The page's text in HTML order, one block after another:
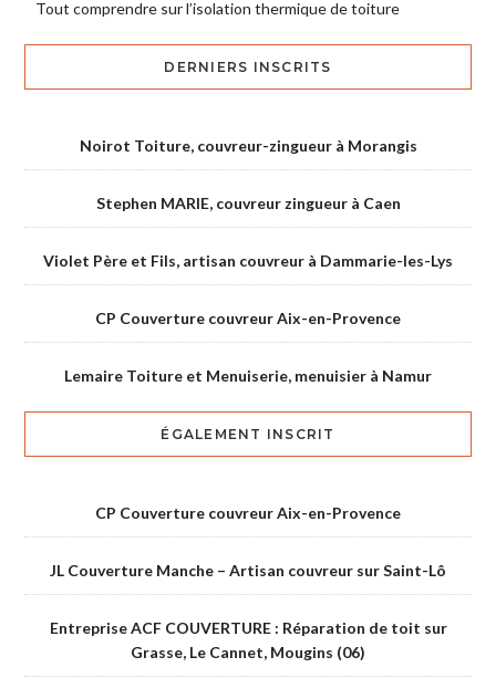
Tout comprendre sur l’isolation thermique de toiture
DERNIERS INSCRITS
Noirot Toiture, couvreur-zingueur à Morangis
Stephen MARIE, couvreur zingueur à Caen
Violet Père et Fils, artisan couvreur à Dammarie-les-Lys
CP Couverture couvreur Aix-en-Provence
Lemaire Toiture et Menuiserie, menuisier à Namur
ÉGALEMENT INSCRIT
CP Couverture couvreur Aix-en-Provence
JL Couverture Manche – Artisan couvreur sur Saint-Lô
Entreprise ACF COUVERTURE : Réparation de toit sur
Grasse, Le Cannet, Mougins (06)